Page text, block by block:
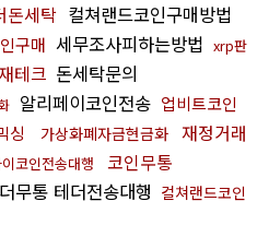
돈세탁 컬쳐랜드코인구매방법
구매 세무조사피하는방법 xrp판
테크 돈세탁문의
알리페이코인전송 업비트코인
싱 가상화폐자금현금화 재정거래
코인전송대행 코인무통
무통 테더전송대행 컬쳐랜드코인